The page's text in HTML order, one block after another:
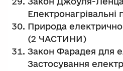
Електронагрівальні
Природа
(2 ЧАСТИНИ)
Закон Фарадея для
Застосування